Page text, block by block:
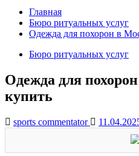
Главная
Бюро ритуальных услуг
Одежда для похорон в
Бюро ритуальных услуг
Одежда для
купить
sports commentator